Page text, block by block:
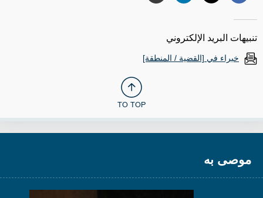
تنبيهات البريد الإلكتروني
خبراء في [القضية / المنطقة]
TO TOP
موصى به